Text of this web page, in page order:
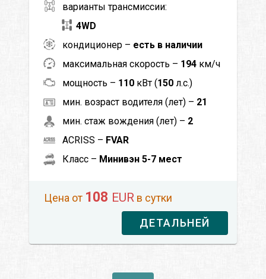
варианты трансмиссии:
4WD
кондиционер – есть в наличии
максимальная скорость – 194 км/ч
мощность – 110 кВт (150 л.с.)
мин. возраст водителя (лет) – 21
мин. стаж вождения (лет) – 2
ACRISS – FVAR
Класс – Минивэн 5-7 мест
Цена от 108 EUR в сутки
ДЕТАЛЬНЕЙ